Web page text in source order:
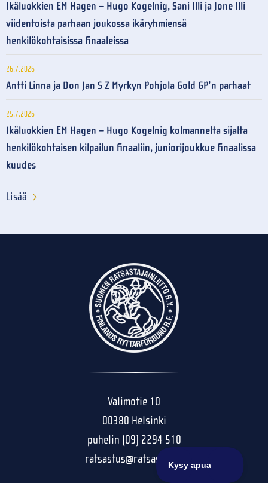
Ikäluokkien EM Hagen – Hugo Kogelnig, Sani Illi ja Jone Illi
viidentoista parhaan joukossa ikäryhmiensä
henkilökohtaisissa finaaleissa
26.7.2026
Antti Linna ja Don Jan S Z Myrkyn Pohjola Gold GP’n parhaat
25.7.2026
Ikäluokkien EM Hagen – Hugo Kogelnig kolmannelta sijalta
henkilökohtaisen kilpailun finaaliin, juniorijoukkue finaalissa
kuudes
Lisää
Valimotie 10
00380 Helsinki
puhelin (09) 2294 510
ratsastus@ratsastus.fi